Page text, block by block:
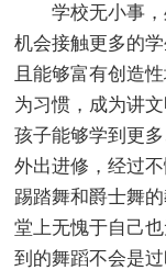
学校无小事
机会接触更多的
且能够富有创造
为习惯，成为讲
孩子能够学到更
外出进修，经过
踢踏舞和爵士舞
堂上无愧于自己
到的舞蹈不会是